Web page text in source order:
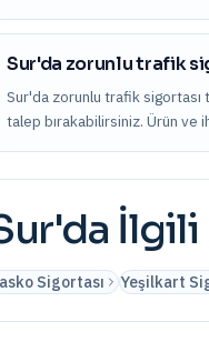
Sur'da zorunlu trafik
Sur'da zorunlu trafik
talep bırakabilirsiniz. Ürün ve
'da
Sigortası Yeşilkart